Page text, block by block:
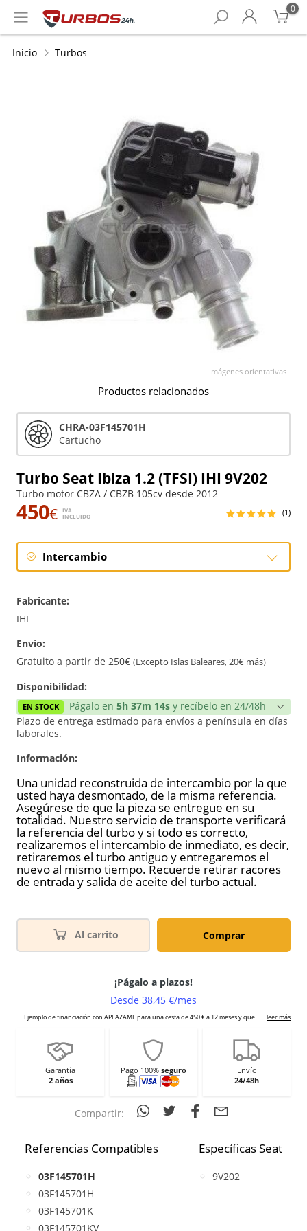
0
Inicio Turbos
Turbo Seat Ibiza 1.2 (TFSI) IHI 9V202
Turbo motor CBZA / CBZB 105cv desde 2012
450€
IVA
INCLUIDO
(1)
Intercambio
Fabricante:
IHI
Envío:
Gratuito a partir de 250€ (Excepto Islas Baleares, 20€ más)
Disponibilidad:
EN STOCK Págalo en 5h 37m 14s y recíbelo en 24/48h
Plazo de entrega estimado para envíos a península en días
laborales.
Información:
Una unidad reconstruida de intercambio por la que
usted haya desmontado, de la misma referencia.
Asegúrese de que la pieza se entregue en su
totalidad. Nuestro servicio de transporte verificará
la referencia del turbo y si todo es correcto,
realizaremos el intercambio de inmediato, es decir,
retiraremos el turbo antiguo y entregaremos el
nuevo al mismo tiempo. Recuerde retirar racores
de entrada y salida de aceite del turbo actual.
Al carrito Comprar
Garantía
2 años
Pago 100% seguro
Envío
24/48h
Compartir:
Imágenes orientativas
Productos relacionados
CHRA-03F145701H
Cartucho
Referencias Compatibles
03F145701H
03F145701H
03F145701K
03F145701KV
Específicas Seat
9V202